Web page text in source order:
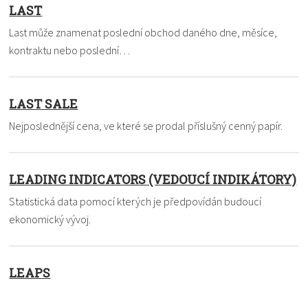
LAST
Last může znamenat poslední obchod daného dne, měsíce,
kontraktu nebo poslední…
LAST SALE
Nejposlednější cena, ve které se prodal příslušný cenný papír.
LEADING INDICATORS (VEDOUCÍ INDIKÁTORY)
Statistická data pomocí kterých je předpovídán budoucí
ekonomický vývoj.
LEAPS